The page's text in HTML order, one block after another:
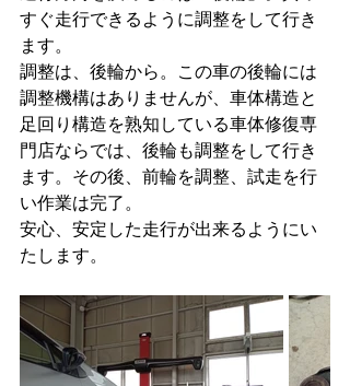
すぐ走行できるように調整をして行き
ます。
調整は、後輪から。この車の後輪には
調整機構はありませんが、車体構造と
足回り構造を熟知している車体修復専
門店ならでは、後輪も調整をして行き
ます。その後、前輪を調整、試走を行
い作業は完了。
安心、安定した走行が出来るようにい
たします。